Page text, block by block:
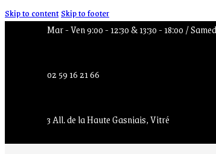
Skip to content Skip to footer
Mar - Ven 9:00 - 12:30 & 13:30 - 18:00 /
02 59 16 21 66
3 All. de la Haute Gasniais, Vitré